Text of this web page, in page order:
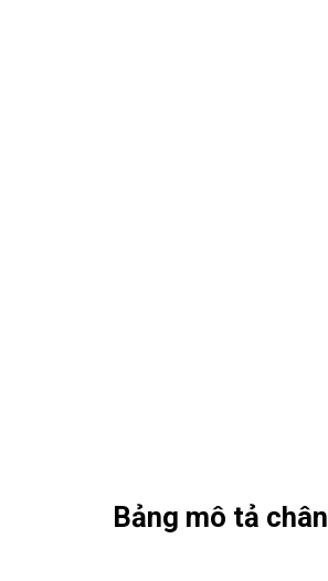
Bảng mô tả chân